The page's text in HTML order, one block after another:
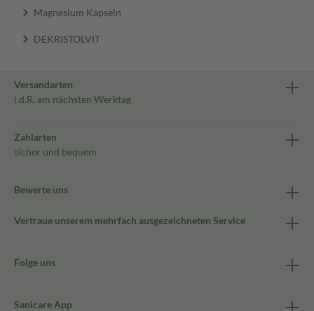
Magnesium Kapseln
DEKRISTOLVIT
Versandarten
i.d.R. am nächsten Werktag
Zahlarten
sicher und bequem
Bewerte uns
Vertraue unserem mehrfach ausgezeichneten Service
Folge uns
Sanicare App